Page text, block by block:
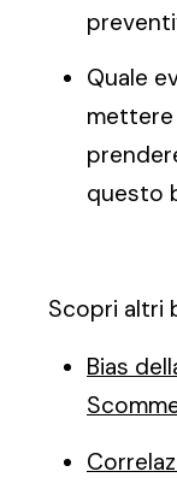
Quale
mettere
questo
Scopri altri
Bias